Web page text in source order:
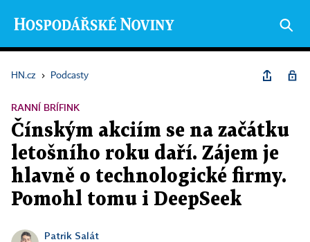
HN.cz › Podcasty
RANNÍ BRÍFINK
Čínským akciím se na začátku
letošního roku daří. Zájem je
hlavně o technologické firmy.
Pomohl tomu i DeepSeek
Patrik Salát